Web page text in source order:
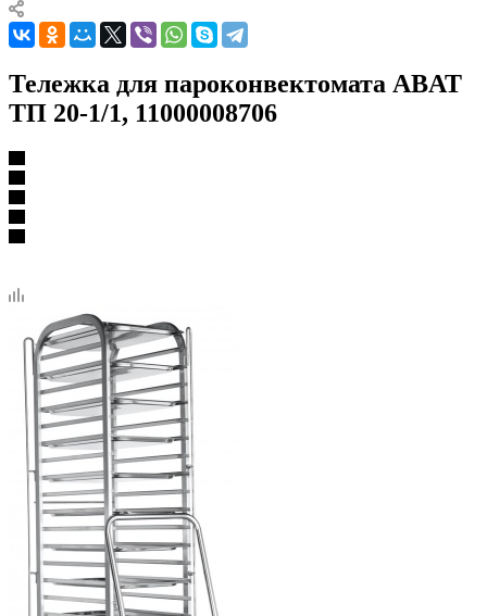
Тележка для пароконвектомата ABAT
ТП 20-1/1, 11000008706